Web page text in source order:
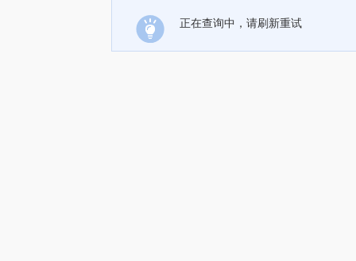
正在查询中，请刷新重试